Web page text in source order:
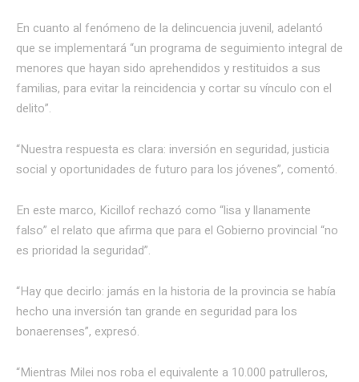
En cuanto al fenómeno de la delincuencia juvenil, adelantó
que se implementará “un programa de seguimiento integral de
menores que hayan sido aprehendidos y restituidos a sus
familias, para evitar la reincidencia y cortar su vínculo con el
delito”.
“Nuestra respuesta es clara: inversión en seguridad, justicia
social y oportunidades de futuro para los jóvenes”, comentó.
En este marco, Kicillof rechazó como “lisa y llanamente
falso” el relato que afirma que para el Gobierno provincial “no
es prioridad la seguridad”.
“Hay que decirlo: jamás en la historia de la provincia se había
hecho una inversión tan grande en seguridad para los
bonaerenses”, expresó.
“Mientras Milei nos roba el equivalente a 10.000 patrulleros,